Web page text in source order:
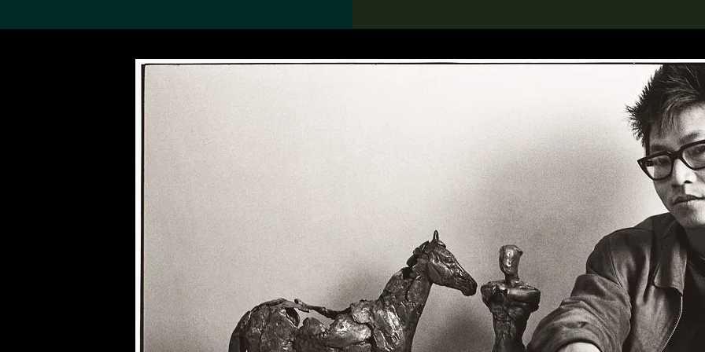
搜索M+藏品
19,052項結果
關於M+藏品
探索世界頂級的二十及二十
一世紀視覺文化藏品。